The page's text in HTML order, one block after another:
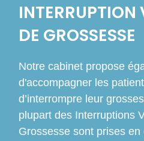
INTERRUPTION
DE GROSSESSE
Notre cabinet propose
d'accompagner les
d’interrompre leur
plupart des Interruptions
Grossesse sont prises